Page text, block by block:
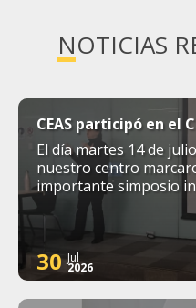
NOTICIAS
CEAS participó en el
El día martes 14 de
nuestro centro
importante simposio
30 Jul
2026